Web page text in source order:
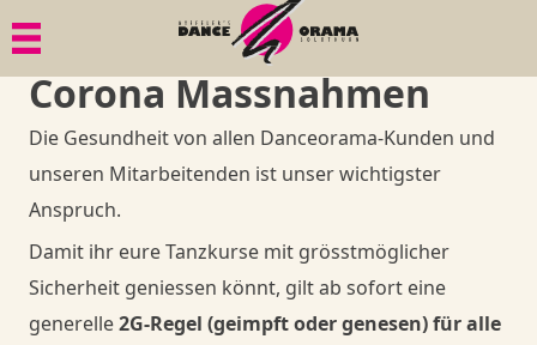
Corona Massnahmen
Die Gesundheit von allen Danceorama-Kunden und
unseren Mitarbeitenden ist unser wichtigster
Anspruch.
Damit ihr eure Tanzkurse mit grösstmöglicher
Sicherheit geniessen könnt, gilt ab sofort eine
generelle2G-Regel (geimpft oder genesen) für alle
Menü
Paartanz
Senioren
Anlässe, Privatkurse, Privatunterricht
Menü
Geschichte
Philosophie
Goodies
Menü
Bildgalerien
Dies & Das
Member
Menü
1. Tanzkurs
Tänze
Quadrille